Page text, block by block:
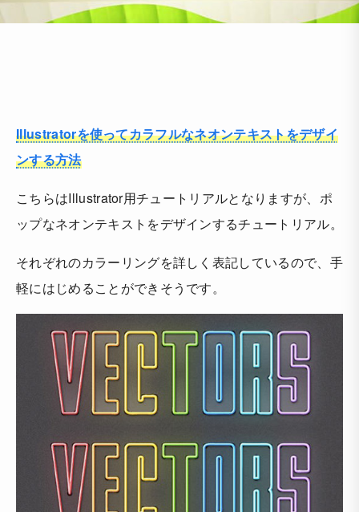
Illustratorを使ってカラフルなネオンテキストをデザイ
ンする方法
こちらはIllustrator用チュートリアルとなりますが、ポ
ップなネオンテキストをデザインするチュートリアル。
それぞれのカラーリングを詳しく表記しているので、手
軽にはじめることができそうです。